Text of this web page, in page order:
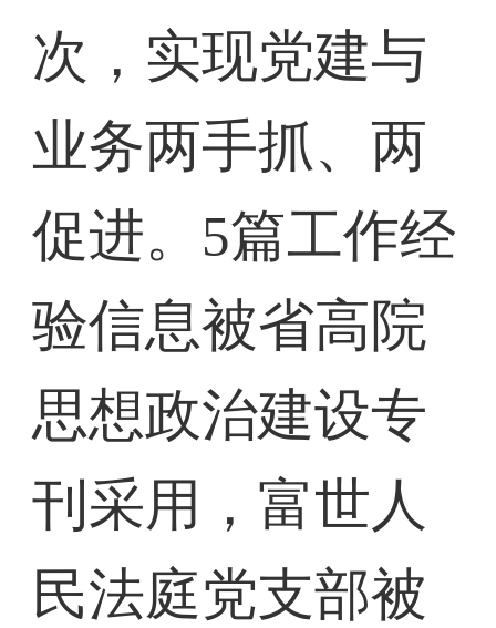
次，实现党建与
业务两手抓、两
促进。5篇工作经
验信息被省高院
思想政治建设专
刊采用，富世人
民法庭党支部被